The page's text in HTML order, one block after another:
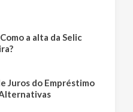
a alta da Selic
Juros do Empréstimo